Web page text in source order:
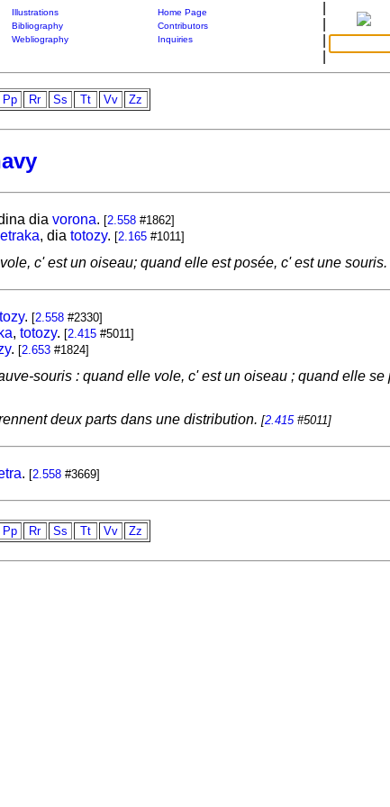
Illustrations
Home Page
Bibliography
Contributors
Webliography
Inquiries
Pp Rr Ss Tt Vv Zz
dia vorona. [2.558#1862]
, dia totozy. [2.165#1011]
c' est un oiseau; quand elle est posée, c' est une souris.
. [2.558#2330]
, totozy. [2.415#5011]
. [2.653#1824]
souris : quand elle vole, c' est un oiseau ; quand elle se
deux parts dans une distribution. [2.415#5011]
. [2.558#3669]
Pp Rr Ss Tt Vv Zz